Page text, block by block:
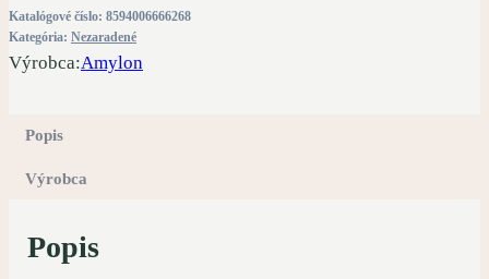
Katalógové číslo: 8594006666268
Kategória: Nezaradené
Výrobca:Amylon
Popis
Výrobca
Popis